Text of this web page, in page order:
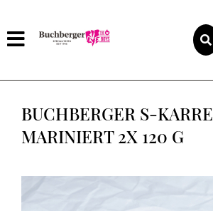
BUCHBERGER S-
MARINIERT 2X 120 G